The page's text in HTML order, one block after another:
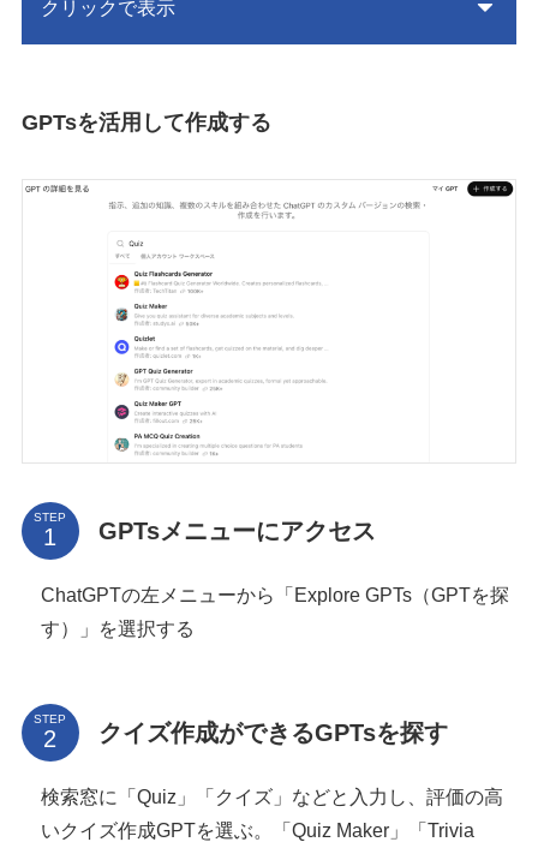
クリックで表示
GPTsを活用して作成する
STEP GPTsメニューにアクセス
ChatGPTの左メニューから「Explore GPTs（GPTを探
す）」を選択する
STEP クイズ作成ができるGPTsを探す
検索窓に「Quiz」「クイズ」などと入力し、評価の高
いクイズ作成GPTを選ぶ。「Quiz Maker」「Trivia